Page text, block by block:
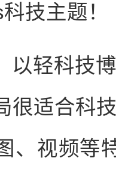
技主题！
以轻科技
很适合科
、视频等